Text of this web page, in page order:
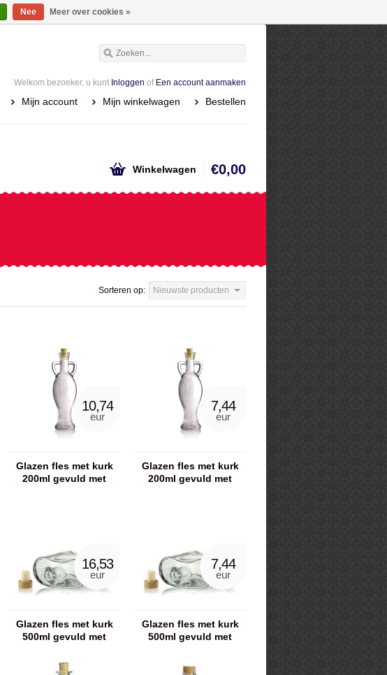
Welkom bezoeker, u kunt Inloggen of Een account aanmaken
Mijn account Mijn winkelwagen Bestellen
Winkelwagen €0,00
Sorteren op: Nieuwste producten
10,74
eur
Glazen fles met kurk
200ml gevuld met
7,44
eur
Glazen fles met kurk
200ml gevuld met
16,53
eur
Glazen fles met kurk
500ml gevuld met
7,44
eur
Glazen fles met kurk
500ml gevuld met
Nee Meer over cookies »